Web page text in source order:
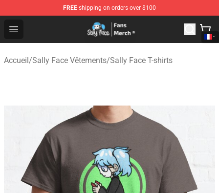
FREE shipping on orders over $100
Open menu
Sally Face Store - Official Sally Face Merchandise Shop
Accueil/Sally Face Vêtements/Sally Face T-shirts